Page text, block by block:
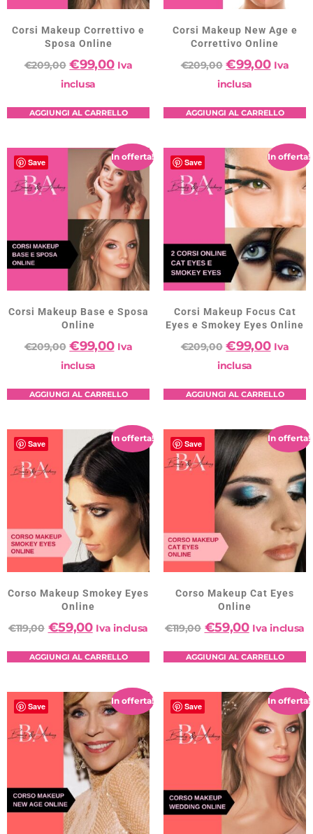
Corsi Makeup Correttivo e
Sposa Online
€209,00 €99,00 Iva
inclusa
AGGIUNGI AL CARRELLO
Corsi Makeup New Age e
Correttivo Online
€209,00 €99,00 Iva
inclusa
AGGIUNGI AL CARRELLO
Save
In offerta!
Corsi Makeup Base e Sposa
Online
€209,00 €99,00 Iva
inclusa
AGGIUNGI AL CARRELLO
Save
In offerta!
Corsi Makeup Focus Cat
Eyes e Smokey Eyes Online
€209,00 €99,00 Iva
inclusa
AGGIUNGI AL CARRELLO
Save
In offerta!
Corso Makeup Smokey Eyes
Online
€119,00 €59,00 Iva inclusa
AGGIUNGI AL CARRELLO
Save
In offerta!
Corso Makeup Cat Eyes
Online
€119,00 €59,00 Iva inclusa
AGGIUNGI AL CARRELLO
Save
In offerta!
Save
In offerta!